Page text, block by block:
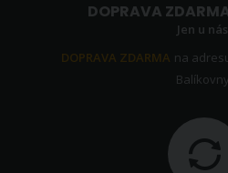
DOPRAVA
Jen u
DOPRAVA ZDARMA na